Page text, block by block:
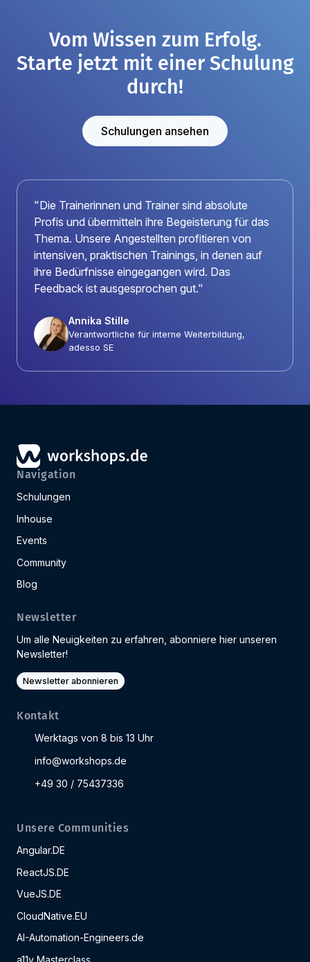
Vom Wissen zum Erfolg.
Starte jetzt mit einer Schulung
durch!
Schulungen ansehen
"Die Trainerinnen und Trainer sind absolute
Profis und übermitteln ihre Begeisterung für das
Thema. Unsere Angestellten profitieren von
intensiven, praktischen Trainings, in denen auf
ihre Bedürfnisse eingegangen wird. Das
Feedback ist ausgesprochen gut."
Annika Stille
Verantwortliche für interne Weiterbildung,
adesso SE
Navigation
Schulungen
Inhouse
Events
Community
Blog
Newsletter
Um alle Neuigkeiten zu erfahren, abonniere hier unseren
Newsletter!
Newsletter abonnieren
Kontakt
Werktags von 8 bis 13 Uhr
info@workshops.de
+49 30 / 75437336
Unsere Communities
Angular.DE
ReactJS.DE
VueJS.DE
CloudNative.EU
AI-Automation-Engineers.de
a11y Masterclass